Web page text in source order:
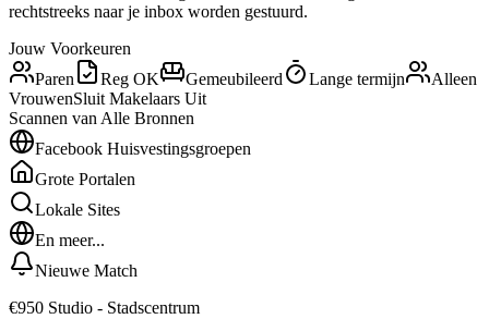
rechtstreeks naar je inbox worden gestuurd.
Jouw Voorkeuren
Paren
Reg OK Gemeubileerd Lange termijn
Alleen
VrouwenSluit Makelaars Uit
Scannen van Alle Bronnen
Facebook Huisvestingsgroepen
Grote Portalen
Lokale Sites
En meer...
Nieuwe Match
€950 Studio - Stadscentrum